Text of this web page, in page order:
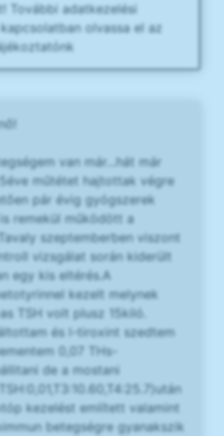
További adatkezelési
olvassa el az
van már...hát már
műtétet hajtottak végre
pár évig gyógszerek
remekül működött a
szeptemberben viszont
vizsgálat során kiderült
egy kis eltérés.A
kezelt melynek
TSH volt plusz 15kiló.
és l-tiroxint szedtem
0,07 THs-
de a mostani
kezelést említett valamint
betegségre gyanakszik